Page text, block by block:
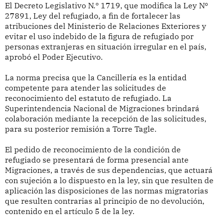
El Decreto Legislativo N.° 1719, que modifica la Ley Nº
27891, Ley del refugiado, a fin de fortalecer las
atribuciones del Ministerio de Relaciones Exteriores y
evitar el uso indebido de la figura de refugiado por
personas extranjeras en situación irregular en el país,
aprobó el Poder Ejecutivo.
La norma precisa que la Cancillería es la entidad
competente para atender las solicitudes de
reconocimiento del estatuto de refugiado. La
Superintendencia Nacional de Migraciones brindará
colaboración mediante la recepción de las solicitudes,
para su posterior remisión a Torre Tagle.
El pedido de reconocimiento de la condición de
refugiado se presentará de forma presencial ante
Migraciones, a través de sus dependencias, que actuará
con sujeción a lo dispuesto en la ley, sin que resulten de
aplicación las disposiciones de las normas migratorias
que resulten contrarias al principio de no devolución,
contenido en el artículo 5 de la ley.